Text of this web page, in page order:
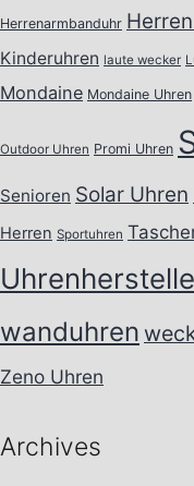
Herrenarmbanduhr
Kinderuhren laute wecker
Mondaine Mondaine Uhren
Outdoor Uhren Promi Uhren
Senioren Solar Uhren
Herren Sportuhren
wanduhren
Zeno Uhren
Archives